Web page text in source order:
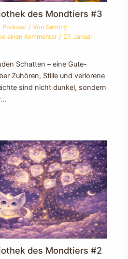
des Mondtiers #3
Podcast / Von Sammy
einen Kommentar / 27. Januar
Schatten – eine Gute-
Zuhören, Stille und verlorene
sind nicht dunkel, sondern
des Mondtiers #2